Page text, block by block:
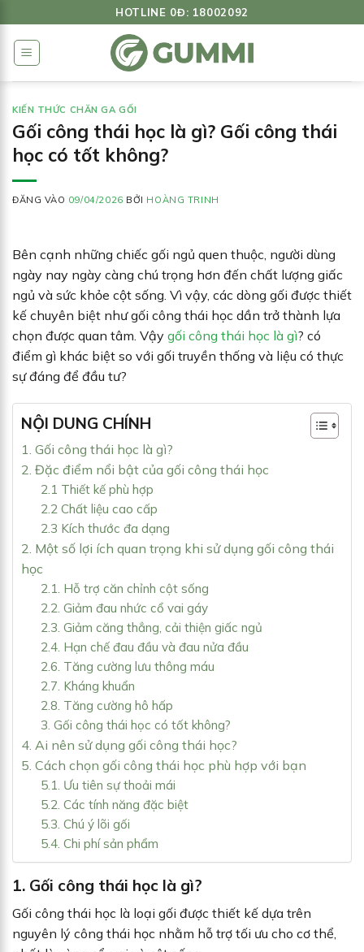
qua
dung
HOTLINE 0Đ: 18002092
KIẾN THỨC CHĂN GA GỐI
Gối công thái học là gì? Gối công thái
học có tốt không?
ĐĂNG VÀO 09/04/2026 BỞI HOÀNG TRINH
Bên cạnh những chiếc gối ngủ quen thuộc, người dùng
ngày nay ngày càng chú trọng hơn đến chất lượng giấc
ngủ và sức khỏe cột sống. Vì vậy, các dòng gối được thiết
kế chuyên biệt như gối công thái học dần trở thành lựa
chọn được quan tâm. Vậy gối công thái học là gì? có
điểm gì khác biệt so với gối truyền thống và liệu có thực
sự đáng để đầu tư?
NỘI DUNG CHÍNH
1. Gối công thái học là gì?
2. Đặc điểm nổi bật của gối công thái học
2.1 Thiết kế phù hợp
2.2 Chất liệu cao cấp
2.3 Kích thước đa dạng
2. Một số lợi ích quan trọng khi sử dụng gối công thái
học
2.1. Hỗ trợ căn chỉnh cột sống
2.2. Giảm đau nhức cổ vai gáy
2.3. Giảm căng thẳng, cải thiện giấc ngủ
2.4. Hạn chế đau đầu và đau nửa đầu
2.6. Tăng cường lưu thông máu
2.7. Kháng khuẩn
2.8. Tăng cường hô hấp
3. Gối công thái học có tốt không?
4. Ai nên sử dụng gối công thái học?
5. Cách chọn gối công thái học phù hợp với bạn
5.1. Ưu tiên sự thoải mái
5.2. Các tính năng đặc biệt
5.3. Chú ý lõi gối
5.4. Chi phí sản phẩm
1. Gối công thái học là gì?
Gối công thái học là loại gối được thiết kế dựa trên
nguyên lý công thái học nhằm hỗ trợ tối ưu cho cơ thể,